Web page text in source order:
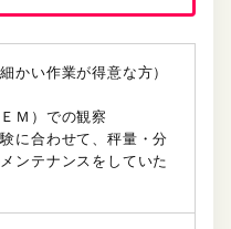
かい作業が得意な方）
Ｍ）での観察
に合わせて、秤量・分
ンテナンスをしていた